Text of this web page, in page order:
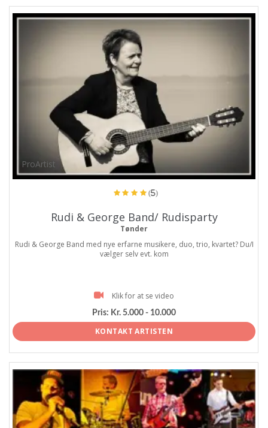
ProArtist
(5)
Rudi & George Band/ Rudisparty
Tønder
Rudi & George Band med nye erfarne musikere, duo, trio, kvartet? Du/I
vælger selv evt. kom
Klik for at se video
Pris: Kr. 5.000 - 10.000
KONTAKT ARTISTEN